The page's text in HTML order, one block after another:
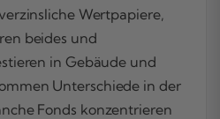
Wertpapiere,
beides und
in Gebäude und
Unterschiede in der
Fonds konzentrieren